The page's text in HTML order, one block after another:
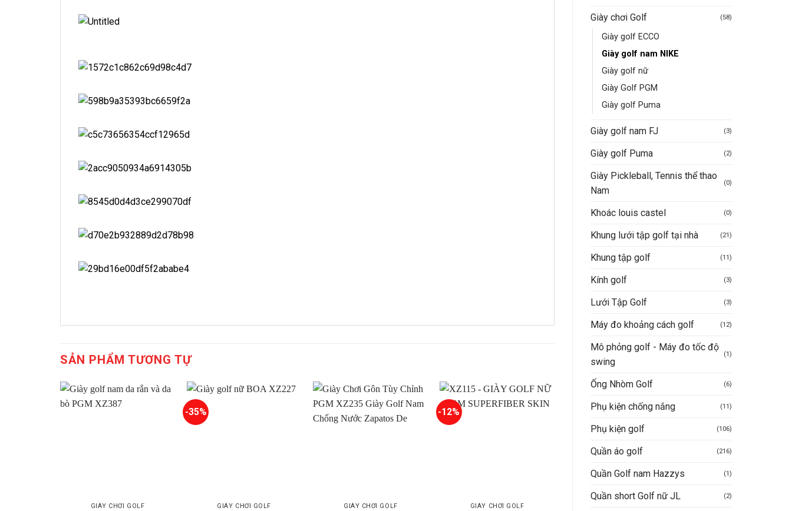
Giày chơi Golf (58)
Giày golf ECCO
Giày golf nam NIKE
Giày golf nữ
Giày Golf PGM
Giày golf Puma
Giày golf nam FJ (3)
Giày golf Puma (2)
Giày Pickleball, Tennis thể thao
Nam
(0)
Khoác louis castel (0)
Khung lưới tập golf tại nhà (21)
Khung tập golf (11)
Kính golf (3)
Lưới Tập Golf (3)
Máy đo khoảng cách golf (12)
Mô phỏng golf - Máy đo tốc độ
swing
(1)
Ống Nhòm Golf (6)
Phụ kiện chống nắng (11)
Phụ kiện golf (106)
Quần áo golf (216)
Quần Golf nam Hazzys (1)
Quần short Golf nữ JL (2)
SẢN PHẨM TƯƠNG TỰ
GIÀY CHƠI GOLF
-35%
GIÀY CHƠI GOLF GIÀY CHƠI GOLF
-12%
GIÀY CHƠI GOLF